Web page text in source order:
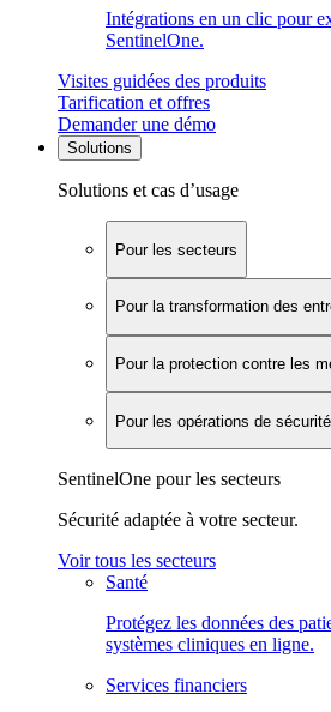
Intégrations en un clic pour
SentinelOne.
Visites guidées des produits
Tarification et offres
Demander une démo
Solutions
Solutions et cas d’usage
Pour les secteurs
Pour la transformation des
Pour la protection contre les
Pour les opérations de sécurité
SentinelOne pour les secteurs
Sécurité adaptée à votre secteur.
Voir tous les secteurs
Santé
Protégez les données des
systèmes cliniques en ligne.
Services financiers